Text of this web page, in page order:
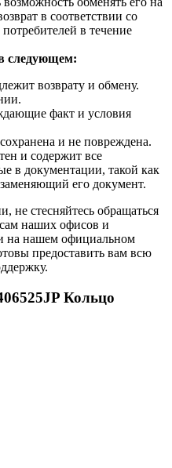
в соответствии со
в течение
в следующем:
возврату и обмену.
факт и условия
и не повреждена.
и содержит все
в документации, такой как
его документ.
не стесняйтесь обращаться
наших офисов и
на нашем официальном
предоставить вам всю
Кольцо